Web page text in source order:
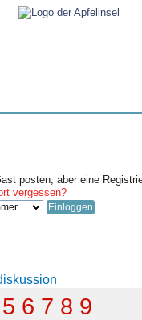
posten, aber eine
vergessen?
5 6 7 8 9